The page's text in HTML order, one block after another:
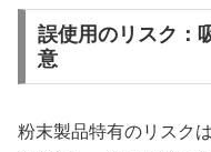
誤使用のリスク：
意
粉末製品特有のリスク